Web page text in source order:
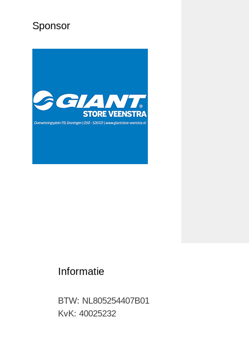
Sponsor
Informatie
BTW: NL805254407B01
KvK: 40025232